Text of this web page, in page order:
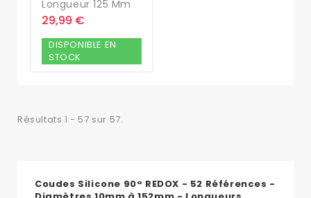
Longueur 125 Mm
29,99 €
DISPONIBLE EN
STOCK
Résultats 1 - 57 sur 57.
Coudes Silicone 90° REDOX - 52 Références -